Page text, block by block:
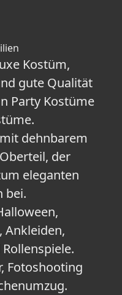
Kostüm,
gute Qualität
Party Kostüme
dehnbarem
der
eleganten
bei.
Ankleiden,
Fotoshooting